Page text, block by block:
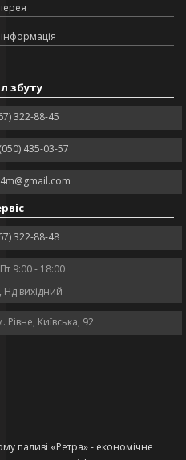
збуту
322-88-45
435-03-57
322-88-48
9:00 - 18:00
Нд вихідний
Рівне, Київська, 92
паливі «Ретра» - економічне